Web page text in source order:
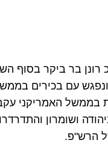
בר ביקר בסוף
ונפגש עם בכירים
בממשל האמריקני
ושומרון
הרש"פ.